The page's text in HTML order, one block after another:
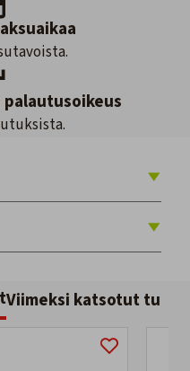
Viimeksi katsotut